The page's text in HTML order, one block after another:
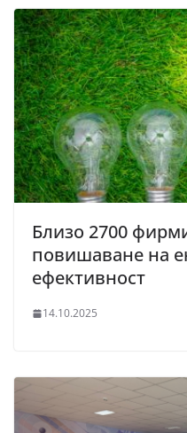
Близо 2700
повишаване на
ефективност
14.10.2025